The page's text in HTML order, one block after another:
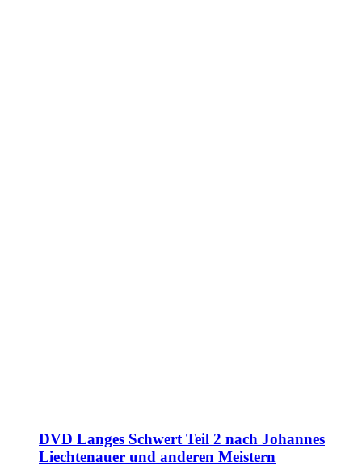
DVD Langes Schwert Teil 2 nach Johannes
Liechtenauer und anderen Meistern